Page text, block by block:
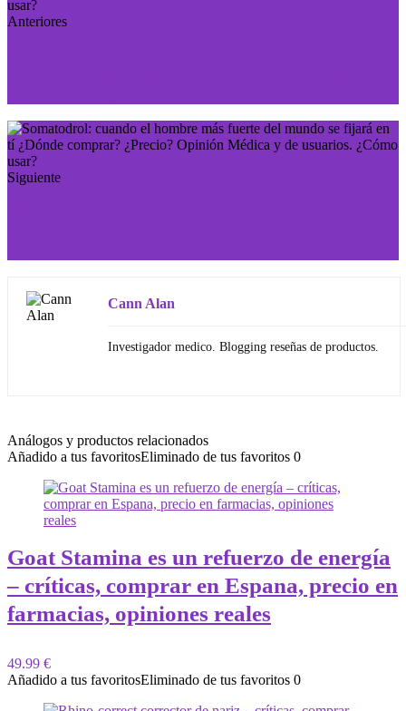
Anteriores
Siguiente
Cann Alan
Investigador medico. Blogging reseñas de productos.
Análogos y productos relacionados
Añadido a tus favoritosEliminado de tus favoritos 0
Goat Stamina es un refuerzo de energía
– críticas, comprar en Espana, precio en
farmacias, opiniones reales
49.99 €
Añadido a tus favoritosEliminado de tus favoritos 0